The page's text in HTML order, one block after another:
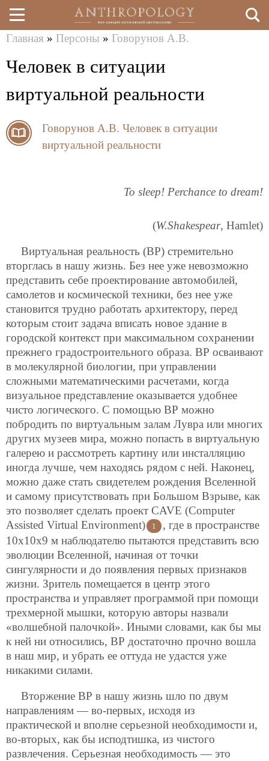
Перейти
к
основному
здесь
Главная » Персоны » Говорунов А.В.
Человек в ситуации
виртуальной реальности
Говорунов А.В. Человек в ситуации
виртуальной реальности
To sleep! Perchance to dream!
(W.Shakespear, Hamlet)
Виртуальная реальность (ВР) стремительно
вторглась в нашу жизнь. Без нее уже невозможно
представить себе проектирование автомобилей,
самолетов и космической техники, без нее уже
становится трудно работать архитектору, перед
которым стоит задача вписать новое здание в
городской контекст при максимальном сохранении
прежнего градостроительного образа. ВР осваивают
в молекулярной биологии, при управлении
сложными математическими расчетами, когда
визуальное представление оказывается удобнее
чисто логического. С помощью ВР можно
побродить по виртуальным залам Лувра или многих
других музеев мира, можно попасть в виртуальную
галерею и рассмотреть картину или инсталляцию
иногда лучше, чем находясь рядом с ней. Наконец,
можно даже стать свидетелем рождения Вселенной
и самому присутствовать при Большом Взрыве, как
это позволяет сделать проект CAVE (Computer
Assisted Virtual Environment)
1
, где в пространстве
10х10х9 м наблюдателю пытаются представить всю
эволюции Вселенной, начиная от точки
сингулярности и до появления первых признаков
жизни. Зритель помещается в центр этого
пространства и управляет программой при помощи
трехмерной мышки, которую авторы назвали
«волшебной палочкой». Иными словами, как бы мы
к ней ни относились, ВР достаточно прочно вошла
в наш мир, и убрать ее оттуда не удастся уже
никакими силами.
Вторжение ВР в нашу жизнь шло по двум
направлениям — во-первых, исходя из
практической и вполне серьезной необходимости и,
во-вторых, как бы исподтишка, из чистого
развлечения. Серьезная необходимость — это